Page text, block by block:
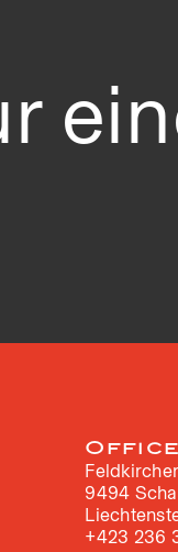
Office
9494
+423 236